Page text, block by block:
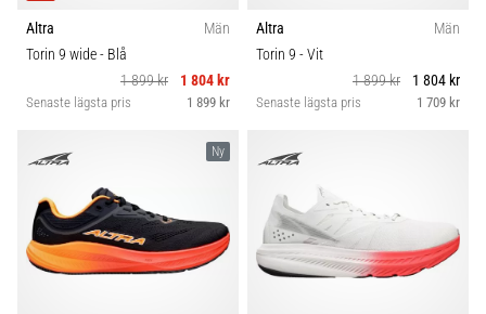
Altra
Män
Torin 9 wide- Blå
1 899 kr
1 804 kr
Senaste lägsta pris 1 899 kr
Altra
Män
Torin 9 - Vit
1 899 kr
1 804 kr
Senaste lägsta pris 1 709 kr
Ny